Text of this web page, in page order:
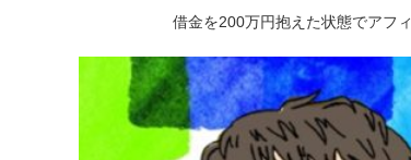
借金を200万円抱えた状態でアフ